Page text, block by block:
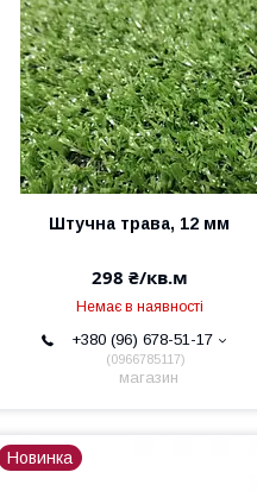
Штучна трава, 12 мм
298 ₴/кв.м
Немає в наявності
+380 (96) 678-51-17
0966785117
магазин
Новинка